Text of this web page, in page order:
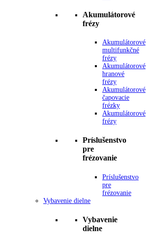
Akumulátorové
frézy
Akumulátorové
multifunkčné
frézy
Akumulátorové
hranové
frézy
Akumulátorové
čapovacie
frézky
Akumulátorové
frézy
Príslušenstvo
pre
frézovanie
Príslušenstvo
pre
frézovanie
Vybavenie dielne
Vybavenie
dielne